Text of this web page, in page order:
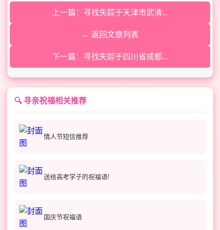
上一篇：寻找失踪于天津市武清...
← 返回文章列表
下一篇：寻找失踪于四川省成都...
🔍 寻亲祝福相关推荐
情人节短信推荐
送给高考学子的祝福语!
国庆节祝福语